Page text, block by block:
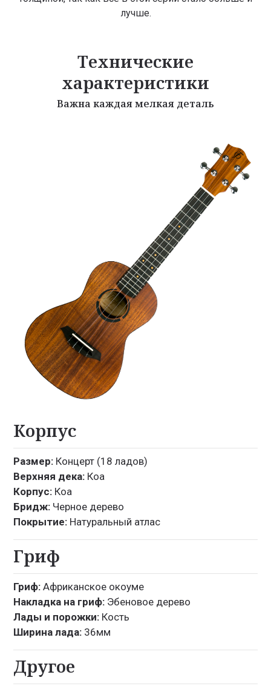
лучше.
Технические
характеристики
Важна каждая мелкая деталь
Корпус
Размер: Концерт (18 ладов)
Верхняя дека: Коа
Корпус: Коа
Бридж: Черное дерево
Покрытие: Натуральный атлас
Гриф
Гриф: Африканское окоуме
Накладка на гриф: Эбеновое дерево
Лады и порожки: Кость
Ширина лада: 36мм
Другое